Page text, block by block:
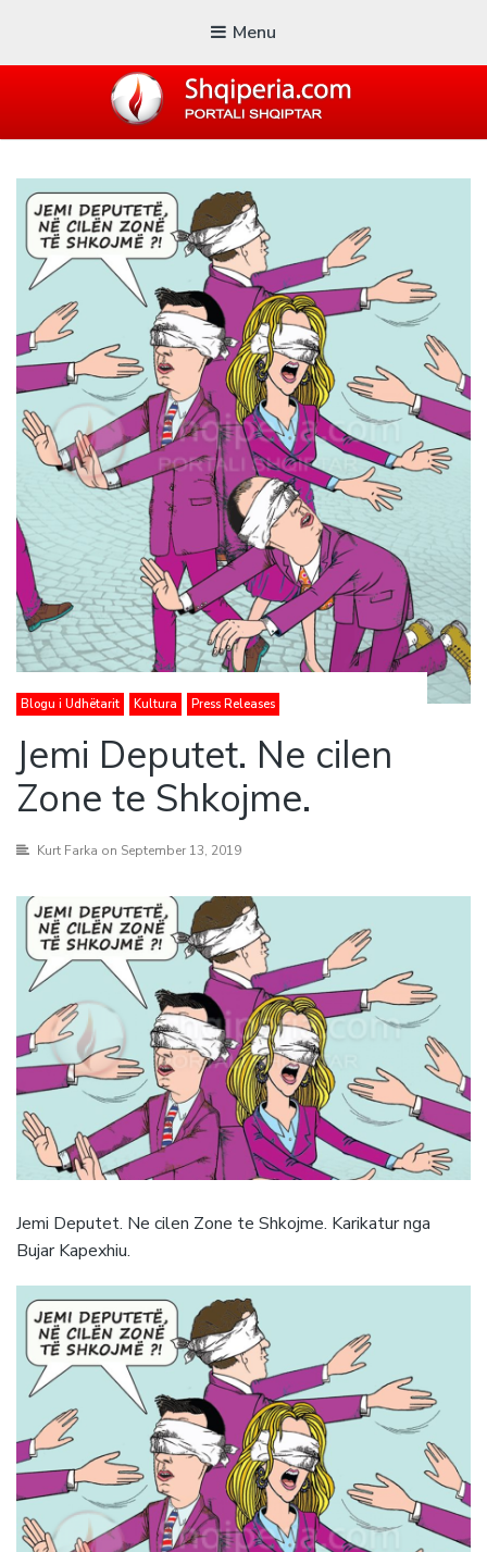
Menu
Blogu i ShqiperiaCom
Blogu i Udhëtarit Kultura Press Releases
Jemi Deputet. Ne cilen
Zone te Shkojme.
Kurt Farka on September 13, 2019
Jemi Deputet. Ne cilen Zone te Shkojme. Karikatur nga
Bujar Kapexhiu.